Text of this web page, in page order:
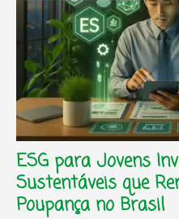
ESG para Jovens
Sustentáveis que
Poupança no Brasil